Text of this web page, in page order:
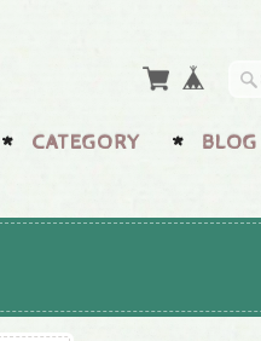
CATEGORY BLOG